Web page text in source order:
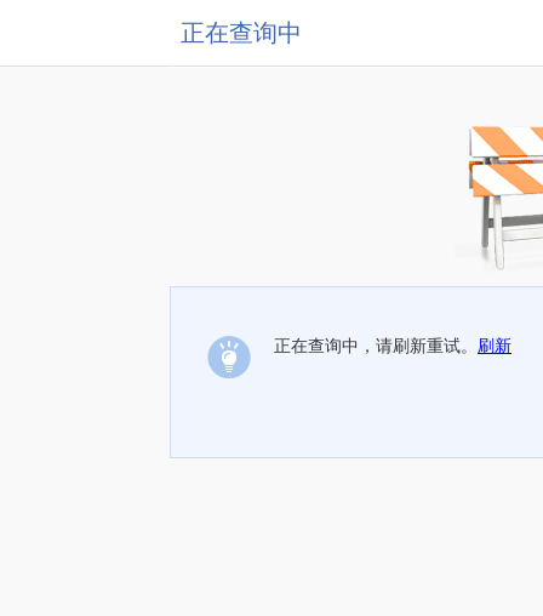
正在查询中
正在查询中，请刷新重试。 刷新